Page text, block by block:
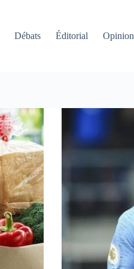
Débats Éditorial Opinion